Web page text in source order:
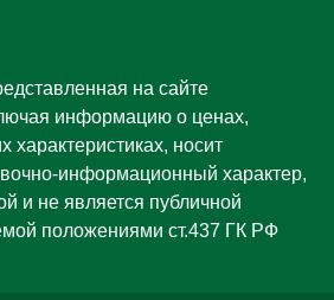
на сайте
информацию о ценах,
характеристиках, носит
информационный характер,
и не является публичной
положениями ст.437 ГК РФ